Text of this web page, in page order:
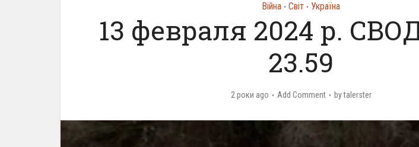
Війна • Світ • Україна
13 февраля 2024 р.
23.59
2 роки ago Add Comment bytalerster